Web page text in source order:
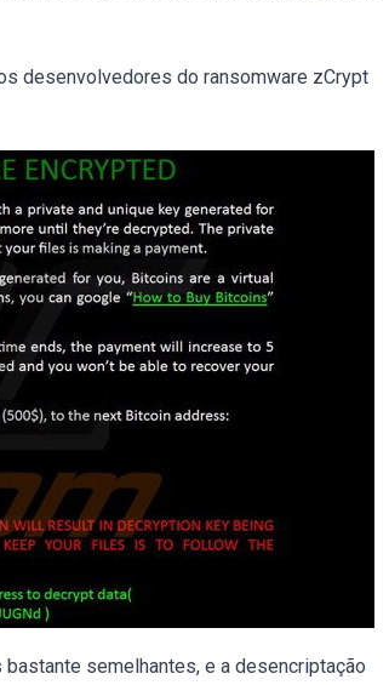
desenvolvedores do ransomware zCrypt
semelhantes, e a desencriptação